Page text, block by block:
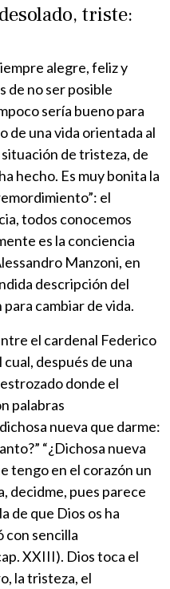
triste:
alegre, feliz y
de no ser posible
sería bueno para
de una vida orientada al
de tristeza, de
hecho. Es muy bonita la
el
todos conocemos
es la conciencia
Manzoni, en
descripción del
cambiar de vida.
el cardenal Federico
después de una
donde el
palabras
nueva que darme:
“¿Dichosa nueva
tengo en el corazón un
decidme, pues parece
de que Dios os ha
con sencilla
XXIII). Dios toca el
la tristeza, el